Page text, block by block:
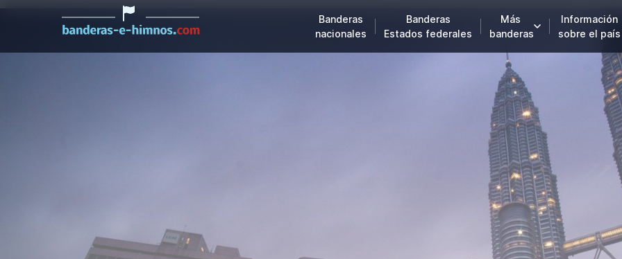
Banderas
nacionales
Banderas
Estados federales
Más
banderas
Información
sobre el país